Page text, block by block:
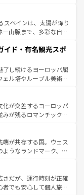
やアマルフィ海岸の絶
観光の合間には、本場の
料理を堪能することも
ない旅をしてみよう！
スペインは、太陽が降り
山脈まで、多彩な自然
フラメンコ、熱気あふ
生活の一部となってい
雰囲気や、バルセロナの
古代ローマ遺跡や中世
なるスペインはその個
を魅了する。 なお、新着のスペイン情報は コ
イド・有名観光スポ
了し続けるヨーロッパ屈
ル塔やルーブル美術館
麗な宮殿、歴史的な大
な自然が、訪れる者を心
美食の国としても知ら
ンス、プロヴァンスの
楽しみ方が可能だ。さ
れており、どの街角に
く異なる文化を体験で
ランス情報はコンテンツ一覧
化が交差するヨーロッパ
が残るロマンチック街
飽きることがない。ベ
のアルプスの絶景、そ
た風景は必見。ビール
なお、新着の
照してほしい。
が共存する国。ウェス
うなランドマーク、歴
、優雅なアフタヌーン
い英国パブ、サッカー観
も豊富。イギリスを旅
さだが、運行時刻が正確
でも安心して個人旅行